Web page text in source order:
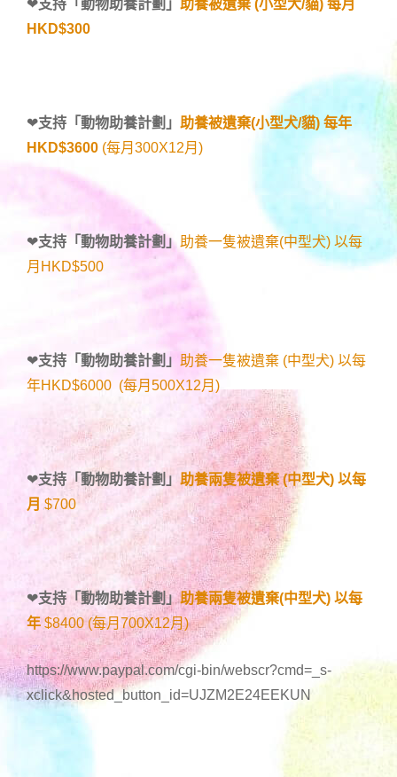
❤支持「 動物助養計劃 」 助養被遺棄 (小型犬/貓) 每月
HKD$300
❤支持「動物助養計劃 」 助養被遺棄(小型犬/貓) 每年
HKD$3600 (每月300X12月)
❤支持「動物助養計劃 」 助養一隻被遺棄(中型犬) 以每
月HKD$500
❤支持「動物助養計劃 」 助養一隻被遺棄 (中型犬) 以每
年HKD$6000 (每月500X12月)
❤支持「動物助養計劃 」 助養兩隻被遺棄 (中型犬) 以每
月 $700
❤支持「動物助養計劃」助養兩隻被遺棄(中型犬) 以每
年 $8400 (每月700X12月)
https://www.paypal.com/cgi-bin/webscr?cmd=_s-
xclick&hosted_button_id=UJZM2E24EEKUN